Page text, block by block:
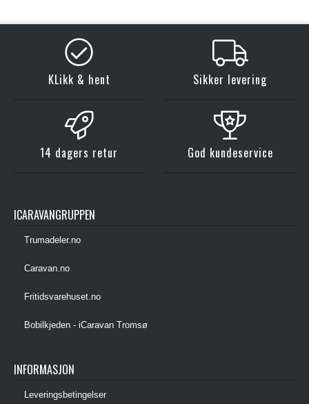
KLikk & hent Sikker levering
14 dagers retur God kundeservice
ICARAVANGRUPPEN
Trumadeler.no
Caravan.no
Fritidsvarehuset.no
Bobilkjeden - iCaravan Tromsø
INFORMASJON
Leveringsbetingelser